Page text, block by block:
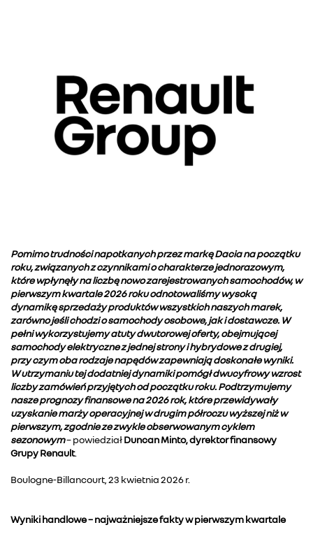
Pomimo trudności napotkanych przez markę Dacia na początku
roku, związanych z czynnikami o charakterze jednorazowym,
które wpłynęły na liczbę nowo zarejestrowanych samochodów, w
pierwszym kwartale 2026 roku odnotowaliśmy wysoką
dynamikę sprzedaży produktów wszystkich naszych marek,
zarówno jeśli chodzi o samochody osobowe, jak i dostawcze. W
pełni wykorzystujemy atuty dwutorowej oferty, obejmującej
samochody elektryczne z jednej strony i hybrydowe z drugiej,
przy czym oba rodzaje napędów zapewniają doskonałe wyniki.
W utrzymaniu tej dodatniej dynamiki pomógł dwucyfrowy wzrost
liczby zamówień przyjętych od początku roku. Podtrzymujemy
nasze prognozy finansowe na 2026 rok, które przewidywały
uzyskanie marży operacyjnej w drugim półroczu wyższej niż w
pierwszym, zgodnie ze zwykle obserwowanym cyklem
sezonowym– powiedziałDuncan Minto, dyrektor finansowy
Grupy Renault.
Boulogne-Billancourt, 23 kwietnia 2026 r.
Wyniki handlowe – najważniejsze fakty w pierwszym kwartale